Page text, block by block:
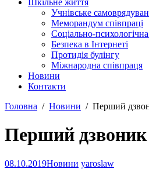
Шкільне життя
Учнівське
Меморандум співпраці
Соціально-
Безпека в Інтернеті
Протидія булінгу
Міжнародна співпраця
Новини
Контакти
Головна
Новини Перший
Перший дзвоник
08.10.2019Новини yaroslaw